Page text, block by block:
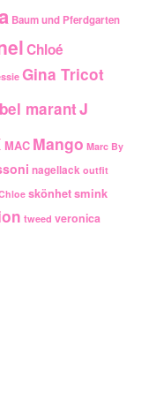
Baum und Pferdgarten
Chloé
Gina Tricot
marantJ
MAC Mango Marc By
nagellack outfit
skönhetsmink
tweed veronica